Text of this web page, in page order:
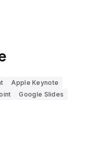
Apple Keynote
Google Slides